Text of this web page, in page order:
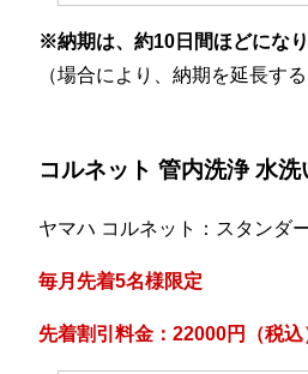
※納期は、約10日間ほどになり
（場合により、納期を延長す
コルネット 管内洗浄 水洗
ヤマハ コルネット：スタンダ
毎月先着5名様限定
先着割引料金：22000円（税込